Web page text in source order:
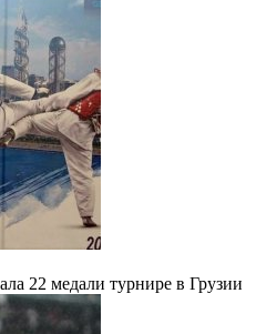
22 медали турнире в Грузии